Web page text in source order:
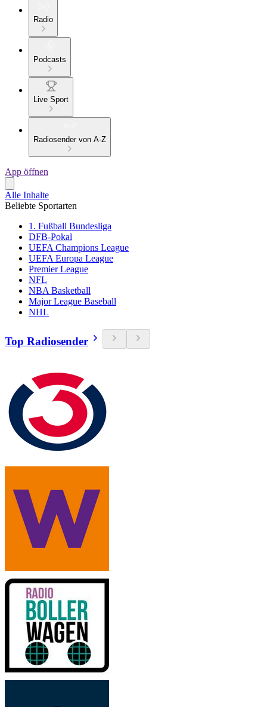
Radio
Podcasts
Live Sport
Radiosender von A-Z
App öffnen
Alle Inhalte
Beliebte Sportarten
1. Fußball Bundesliga
DFB-Pokal
UEFA Champions League
UEFA Europa League
Premier League
NFL
NBA Basketball
Major League Baseball
NHL
Top Radiosender